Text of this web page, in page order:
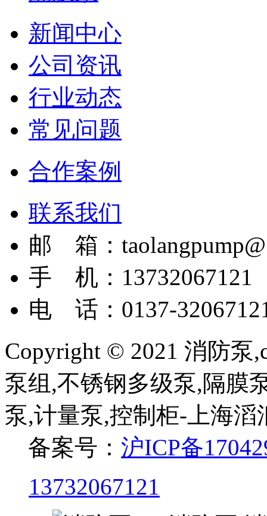
新闻中心
公司资讯
行业动态
常见问题
合作案例
联系我们
邮 箱：
手 机：13732067121
电 话：0137-
Copyright © 2021 消防泵
泵组,不锈钢多级泵,隔膜
泵,计量泵,控制柜-上海
备案号： 沪ICP备
13732067121